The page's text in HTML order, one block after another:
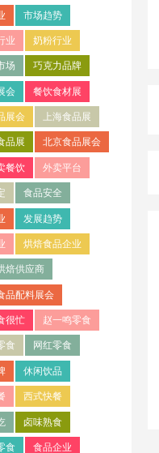
市场趋势
业 奶粉行业
场 巧克力品牌
会 餐饮食材展
展会 上海食品展
品展 北京食品展会
餐饮 外卖平台
食品安全
发展趋势
烘焙食品企业
焙供应商
品配料展会
很忙 赵一鸣零食
食 网红零食
休闲饮品
西式快餐
卤味熟食
食 食品企业